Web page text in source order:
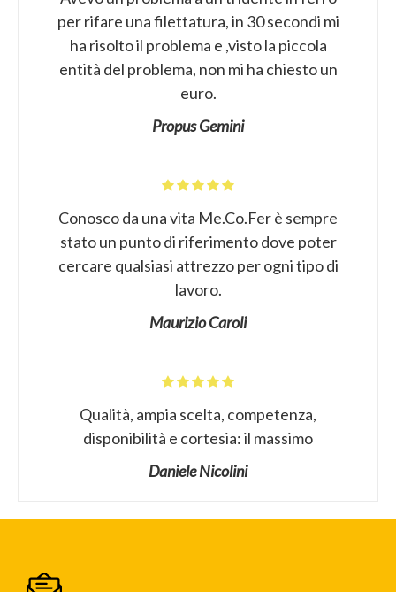
per rifare una filettatura, in 30 secondi mi
ha risolto il problema e ,visto la piccola
entità del problema, non mi ha chiesto un
euro.
Propus Gemini
Conosco da una vita Me.Co.Fer è sempre
stato un punto di riferimento dove poter
cercare qualsiasi attrezzo per ogni tipo di
lavoro.
Maurizio Caroli
Qualità, ampia scelta, competenza,
disponibilità e cortesia: il massimo
Daniele Nicolini